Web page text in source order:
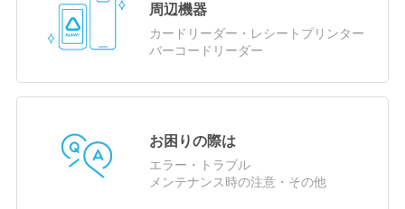
周辺機器
カードリーダー・レシートプリンター
バーコードリーダー
お困りの際は
エラー・トラブル
メンテナンス時の注意・その他